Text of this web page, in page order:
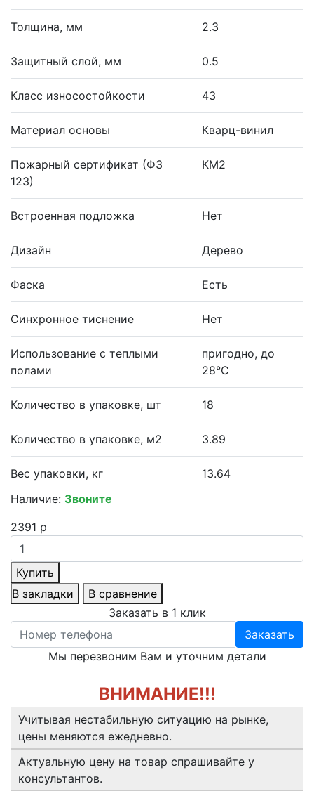
Толщина, мм 2.3
Защитный слой, мм 0.5
Класс износостойкости 43
Материал основы Кварц-винил
Пожарный сертификат (ФЗ
123)
КМ2
Встроенная подложка Нет
Дизайн Дерево
Фаска Есть
Синхронное тиснение Нет
Использование с теплыми
полами
пригодно, до
28°С
Количество в упаковке, шт 18
Количество в упаковке, м2 3.89
Вес упаковки, кг
13.64
Наличие: Звоните
2391 р
Купить
В закладки
В сравнение
Заказать в 1 клик
Заказать
Мы перезвоним Вам и уточним детали
ВНИМАНИЕ!!!
Учитывая нестабильную ситуацию на рынке,
цены меняются ежедневно.
Актуальную цену на товар спрашивайте у
консультантов.